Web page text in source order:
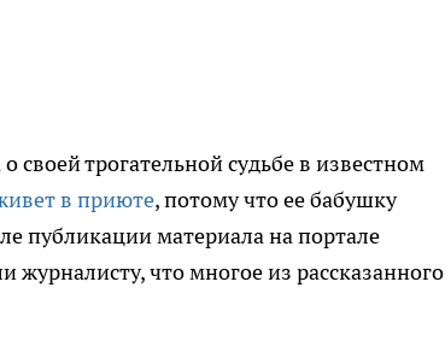
своей трогательной судьбе в известном
в приюте, потому что ее бабушку
публикации материала на портале
что многое из рассказанного